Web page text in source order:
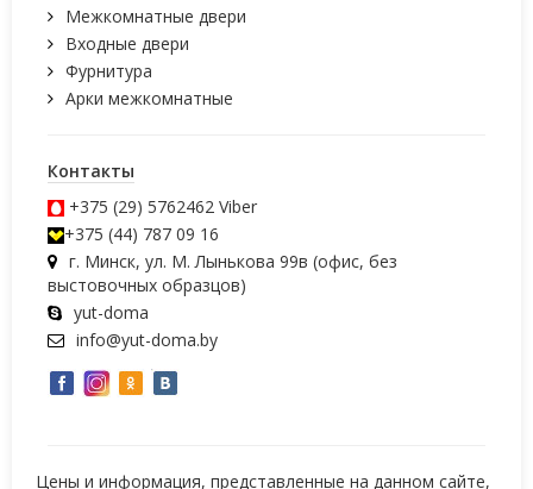
Межкомнатные двери
Входные двери
Фурнитура
Арки межкомнатные
Контакты
+375 (29) 5762462 Viber
+375 (44) 787 09 16
г. Минск, ул. М. Лынькова 99в (офис, без
выстовочных образцов)
yut-doma
info@yut-doma.by
Цены и информация, представленные на данном сайте,